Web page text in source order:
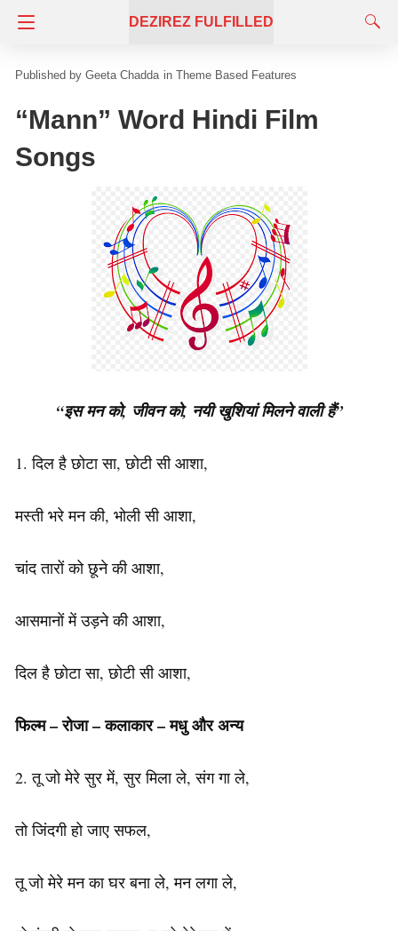
DEZIREZ FULFILLED
Geeta Chadda in Theme Based Features
“Mann” Word Hindi Film
Songs
“इस मन को, जीवन को, नयी खुशियां मिलने वाली हैं”
1. दिल है छोटा सा, छोटी सी आशा,
मस्ती भरे मन की, भोली सी आशा,
चांद तारों को छूने की आशा,
आसमानों में उड़ने की आशा,
दिल है छोटा सा, छोटी सी आशा,
फिल्म – रोजा – कलाकार – मधुऔर अन्य
2. तू जो मेरे सुर में, सुर मिला ले, संग गा ले,
तो जिंदगी हो जाए सफल,
तू जो मेरे मन का घर बना ले, मन लगा ले,